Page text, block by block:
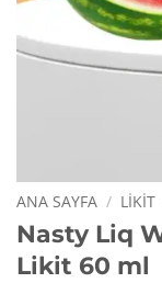
ANA SAYFA / LIKIT
Nasty Liq
Likit 60 ml